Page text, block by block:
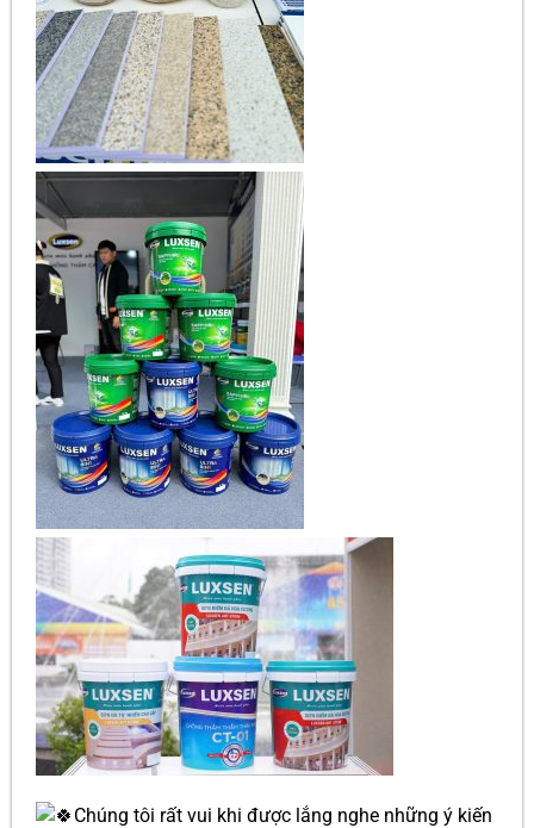
Chúng tôi rất vui khi được lắng nghe những ý kiến